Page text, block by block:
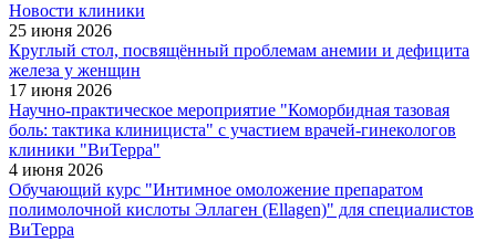
Новости клиники
25 июня 2026
Круглый стол, посвящённый проблемам анемии и дефицита
железа у женщин
17 июня 2026
Научно-практическое мероприятие "Коморбидная тазовая
боль: тактика клинициста" с участием врачей-гинекологов
клиники "ВиТерра"
4 июня 2026
Обучающий курс "Интимное омоложение препаратом
полимолочной кислоты Эллаген (Ellagen)" для специалистов
ВиТерра